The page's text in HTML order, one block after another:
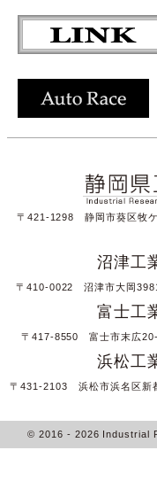
〒421-1298 静岡市葵区牧
沼津工
〒410-0022 沼津市大岡
富士工
〒417-8550 富士市末広
浜松工
〒431-2103 浜松市浜名区
© 2016 - 2026 Industrial